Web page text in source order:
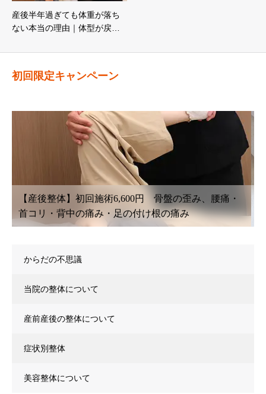
産後半年過ぎても体重が落ち
ない本当の理由｜体型が戻…
初回限定キャンペーン
【鍼灸初回治療】6,600円〜 腰痛・坐骨神経痛・肩
こり・首こり・頭痛・眼精疲労
からだの不思議
当院の整体について
産前産後の整体について
症状別整体
美容整体について